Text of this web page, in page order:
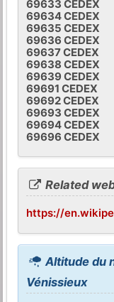
69633 CEDEX
69634 CEDEX
69635 CEDEX
69636 CEDEX
69637 CEDEX
69638 CEDEX
69639 CEDEX
69691 CEDEX
69692 CEDEX
69693 CEDEX
69694 CEDEX
69696 CEDEX
Related
https://
Altitude du
Vénissieux